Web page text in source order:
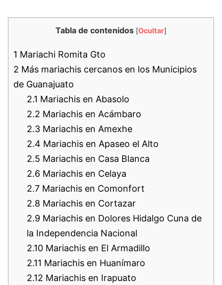
Tabla de contenidos [Ocultar]
1 Mariachi Romita Gto
2 Más mariachis cercanos en los Municipios
de Guanajuato
2.1 Mariachis en Abasolo
2.2 Mariachis en Acámbaro
2.3 Mariachis en Amexhe
2.4 Mariachis en Apaseo el Alto
2.5 Mariachis en Casa Blanca
2.6 Mariachis en Celaya
2.7 Mariachis en Comonfort
2.8 Mariachis en Cortazar
2.9 Mariachis en Dolores Hidalgo Cuna de
la Independencia Nacional
2.10 Mariachis en El Armadillo
2.11 Mariachis en Huanímaro
2.12 Mariachis en Irapuato